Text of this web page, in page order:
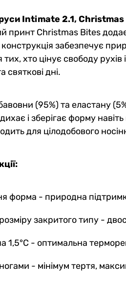
Intimate 2.1,
принт Christmas Bites
забезпечує
хто цінує свободу
святкові дні.
(95%) та еластану
і зберігає форму
для цілодобового
форма - природна
закритого типу -
1,5°C - оптимальна
ногами - мінімум тертя,